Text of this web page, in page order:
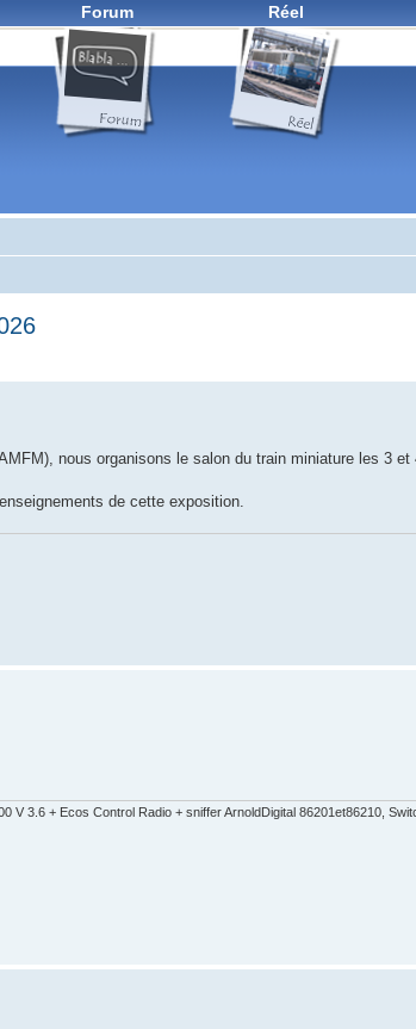
Forum Réel
nous organisons le salon du train miniature les 3
de cette exposition.
3.6 + Ecos Control Radio + sniffer ArnoldDigital 86201et86210,